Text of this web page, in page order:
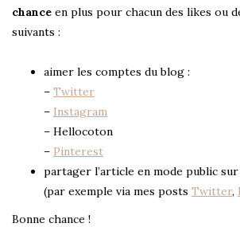
chance en plus pour chacun des likes ou
suivants :
aimer les comptes du blog :
– Twitter
– Instagram
– Hellocoton
– Pinterest
partager l’article en mode public
(par exemple via mes posts Twitter,
Bonne chance !